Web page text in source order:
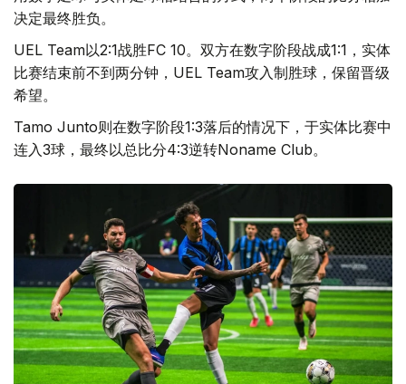
决定最终胜负。
UEL Team以2:1战胜FC 10。双方在数字阶段战成1:1，实体
比赛结束前不到两分钟，UEL Team攻入制胜球，保留晋级
希望。
Tamo Junto则在数字阶段1:3落后的情况下，于实体比赛中
连入3球，最终以总比分4:3逆转Noname Club。